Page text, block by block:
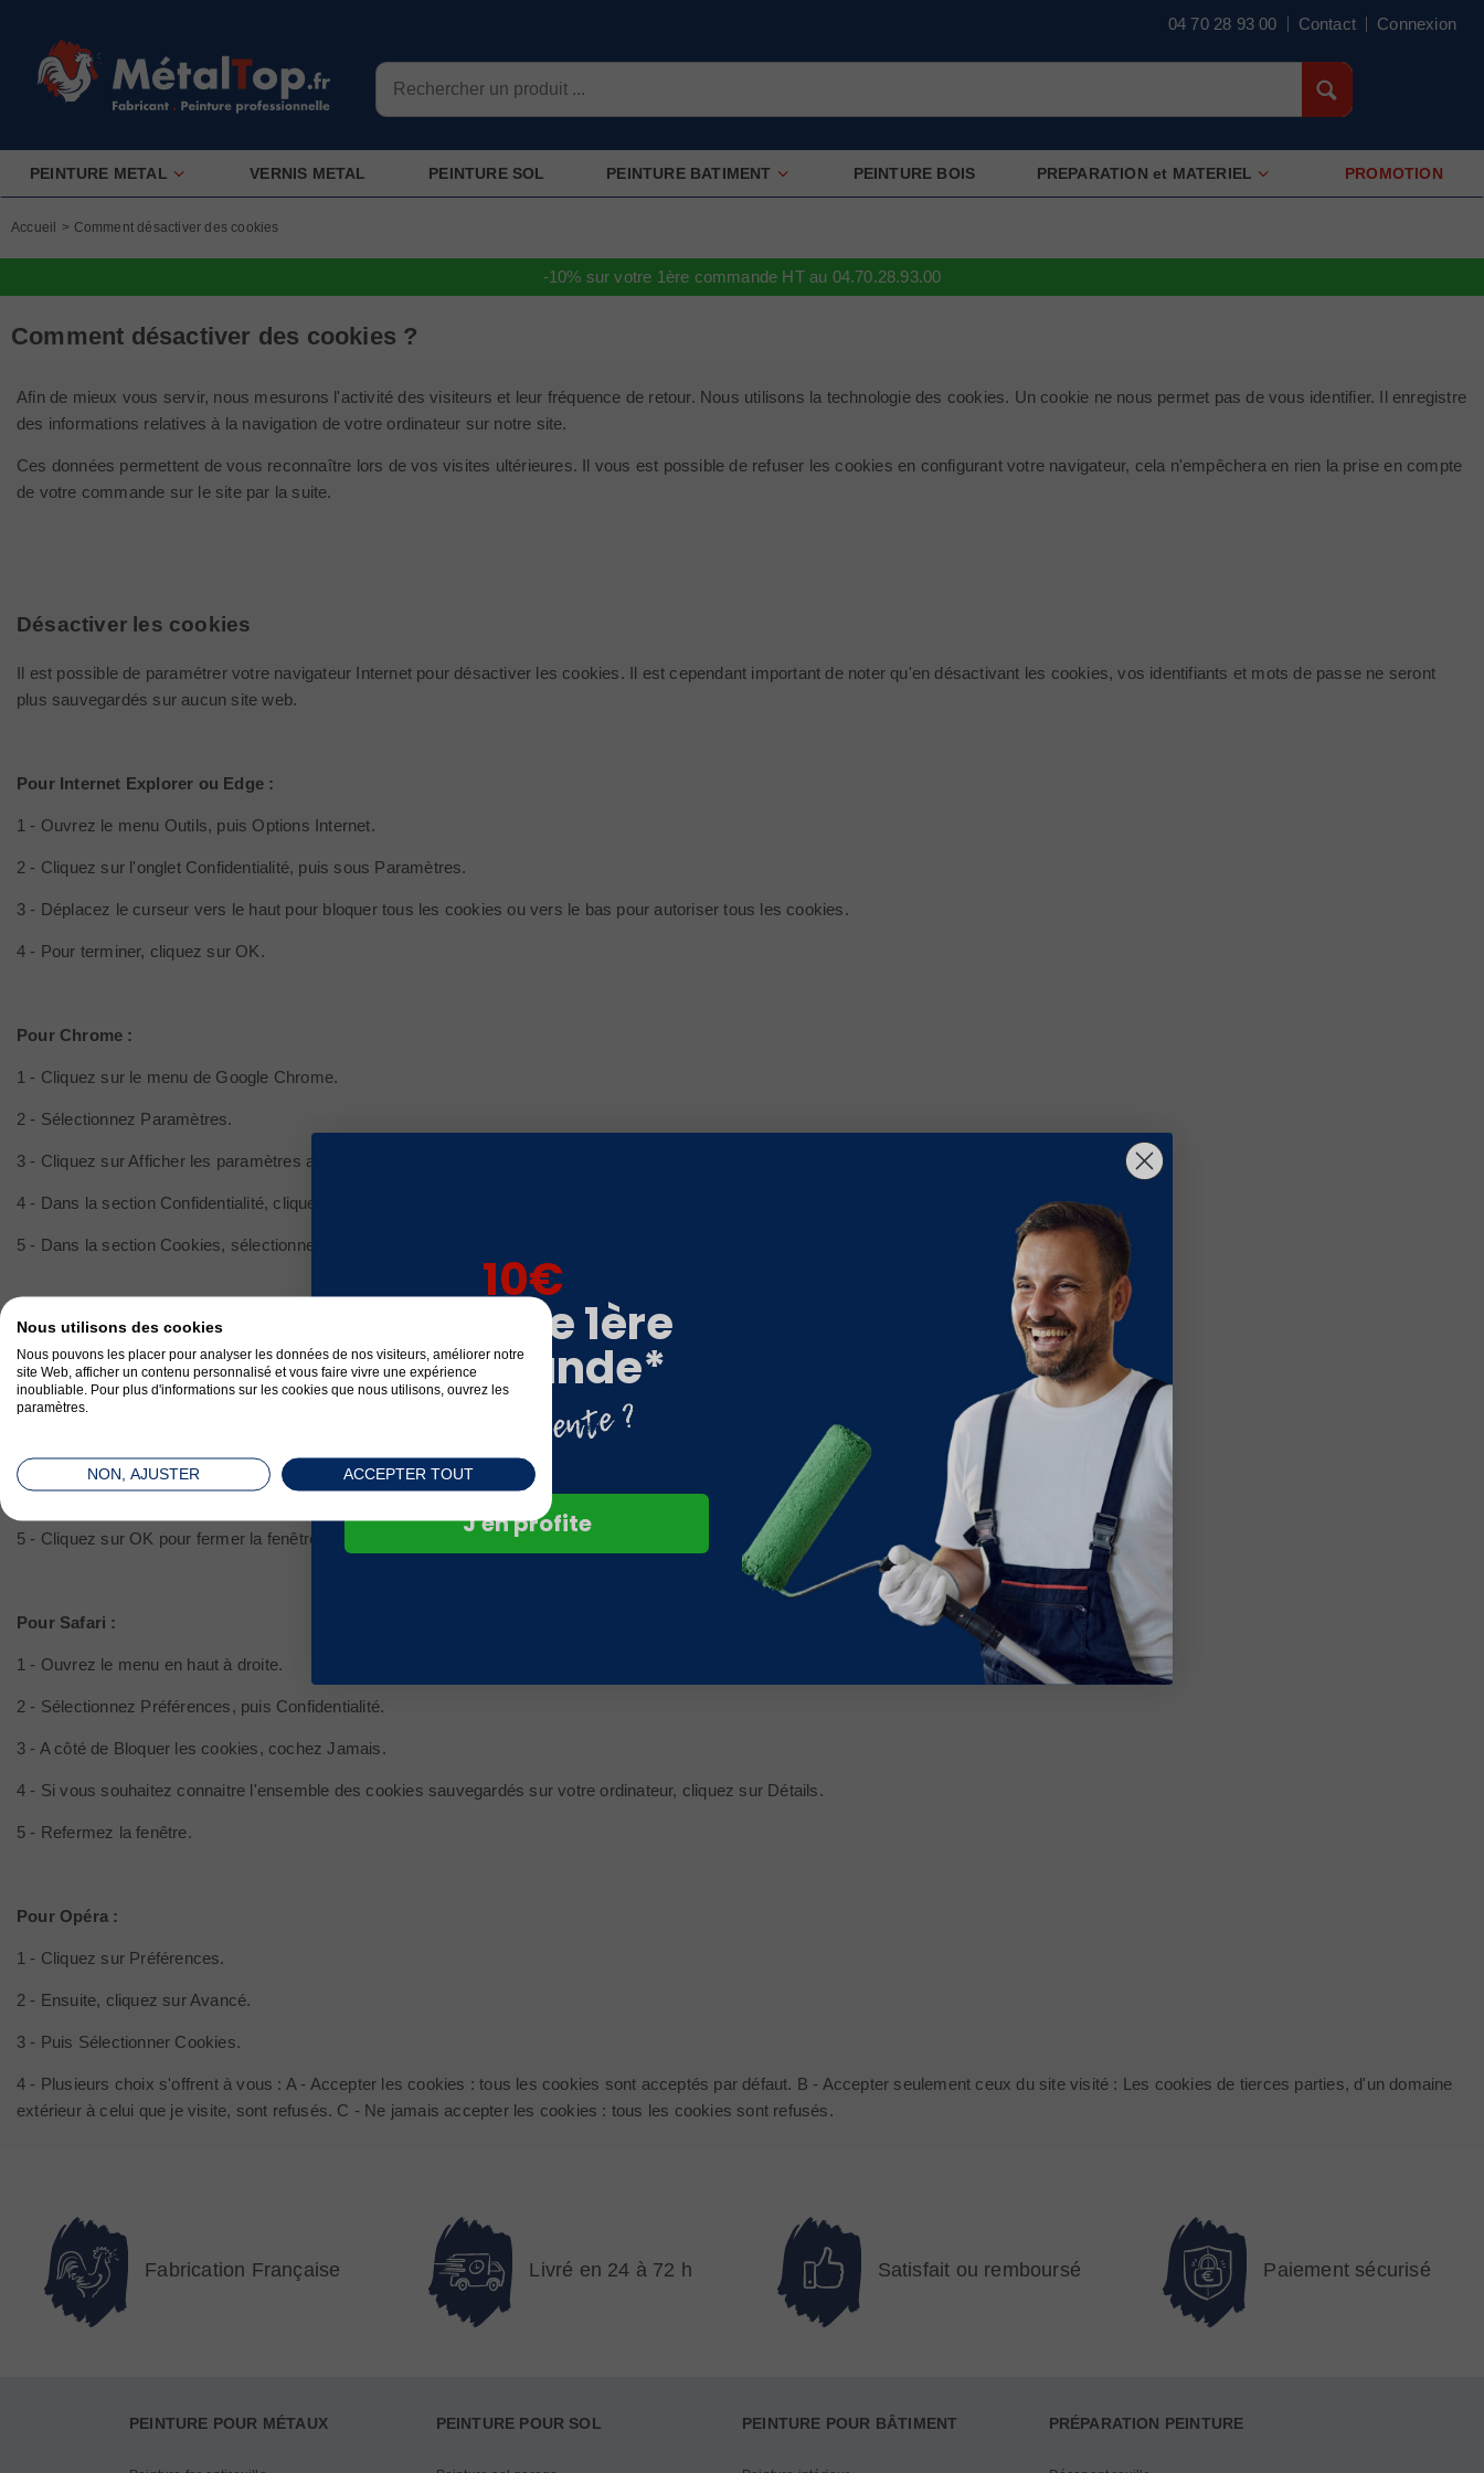
04 70 28 93 00 Contact Connexion
PEINTURE METAL VERNIS METAL PEINTURE SOL PEINTURE BATIMENT PEINTURE BOIS PREPARATION et MATERIEL PROMOTION
Accueil > Comment désactiver des cookies
-10% sur votre 1ère commande HT au 04.70.28.93.00
Comment désactiver des cookies ?
Afin de mieux vous servir, nous mesurons l'activité des visiteurs et leur fréquence de retour. Nous utilisons la technologie des cookies. Un cookie ne nous permet pas de vous identifier. Il enregistre
des informations relatives à la navigation de votre ordinateur sur notre site.
Ces données permettent de vous reconnaître lors de vos visites ultérieures. Il vous est possible de refuser les cookies en configurant votre navigateur, cela n'empêchera en rien la prise en compte
de votre commande sur le site par la suite.
Désactiver les cookies
Il est possible de paramétrer votre navigateur Internet pour désactiver les cookies. Il est cependant important de noter qu'en désactivant les cookies, vos identifiants et mots de passe ne seront
plus sauvegardés sur aucun site web.
Pour Internet Explorer ou Edge :
1 - Ouvrez le menu Outils, puis Options Internet.
2 - Cliquez sur l'onglet Confidentialité, puis sous Paramètres.
3 - Déplacez le curseur vers le haut pour bloquer tous les cookies ou vers le bas pour autoriser tous les cookies.
4 - Pour terminer, cliquez sur OK.
Pour Chrome :
1 - Cliquez sur le menu de Google Chrome.
2 - Sélectionnez Paramètres.
3 - Cliquez sur Afficher les paramètres avancés.
4 - Dans la section Confidentialité, cliquez sur le bouton Paramètres de contenu.
5 - Dans la section Cookies, sélectionnez Bloquer tous les cookies.
Pour Firefox :
1 - Dans le menu Outils, sélectionnez Options.
2 - Sélectionnez le panneau Vie privée.
3 - Dans Règles de conservation : à utiliser les paramètres personnalisés pour l'historique.
4 - Décochez la case Accepter les cookies pour désactiver les cookies.
5 - Cliquez sur OK pour fermer la fenêtre Options.
Pour Safari :
1 - Ouvrez le menu en haut à droite.
2 - Sélectionnez Préférences, puis Confidentialité.
3 - A côté de Bloquer les cookies, cochez Jamais.
4 - Si vous souhaitez connaitre l'ensemble des cookies sauvegardés sur votre ordinateur, cliquez sur Détails.
5 - Refermez la fenêtre.
Pour Opéra :
1 - Cliquez sur Préférences.
2 - Ensuite, cliquez sur Avancé.
3 - Puis Sélectionner Cookies.
4 - Plusieurs choix s'offrent à vous : A - Accepter les cookies : tous les cookies sont acceptés par défaut. B - Accepter seulement ceux du site visité : Les cookies de tierces parties, d'un domaine
extérieur à celui que je visite, sont refusés. C - Ne jamais accepter les cookies : tous les cookies sont refusés.
Fabrication Française Livré en 24 à 72 h Satisfait ou remboursé Paiement sécurisé
PEINTURE POUR MÉTAUX PEINTURE POUR SOL PEINTURE POUR BÂTIMENT PRÉPARATION PEINTURE
Nous utilisons des cookies
Nous pouvons les placer pour analyser les données de nos visiteurs, améliorer notre
site Web, afficher un contenu personnalisé et vous faire vivre une expérience
inoubliable. Pour plus d'informations sur les cookies que nous utilisons, ouvrez les
paramètres.
ACCEPTER TOUT
NON, AJUSTER
10€
sur votre 1ère
commande*
J'en profite